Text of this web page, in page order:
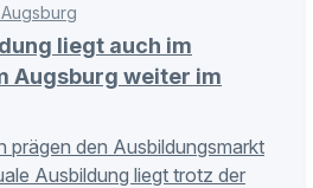
liegt auch im
Augsburg weiter im
prägen den Ausbildungsmarkt
Ausbildung liegt trotz der